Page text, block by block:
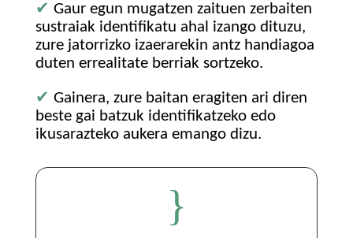
✔ Gaur egun mugatzen zaituen zerbaiten
sustraiak identifikatu ahal izango dituzu,
zure jatorrizko izaerarekin antz handiagoa
duten errealitate berriak sortzeko.
✔ Gainera, zure baitan eragiten ari diren
beste gai batzuk identifikatzeko edo
ikusarazteko aukera emango dizu.
}